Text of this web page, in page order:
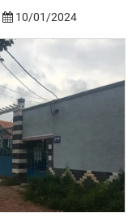
10/01/2024